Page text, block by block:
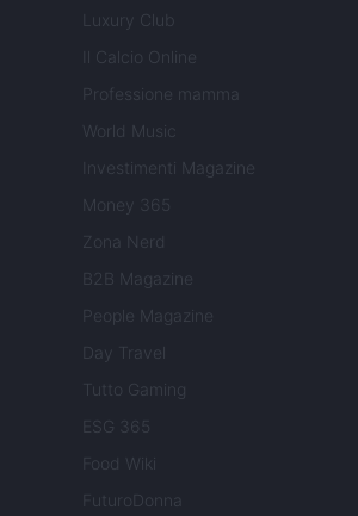
Luxury Club
Il Calcio Online
Professione mamma
World Music
Investimenti Magazine
Money 365
Zona Nerd
B2B Magazine
People Magazine
Day Travel
Tutto Gaming
ESG 365
Food Wiki
FuturoDonna